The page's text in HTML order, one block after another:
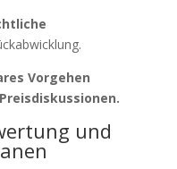
Vorgehen
und